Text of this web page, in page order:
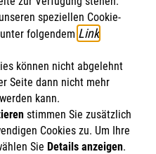
diesen Hub
speziellen Cookie-
folgendem Link
können nicht abgelehnt
Seite dann nicht mehr
kann.
stimmen Sie zusätzlich
Cookies zu. Um Ihre
Sie Details anzeigen.